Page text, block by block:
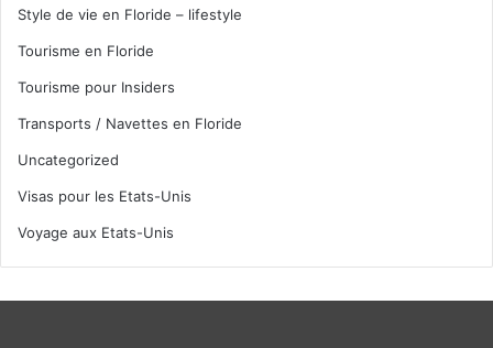
Style de vie en Floride – lifestyle
Tourisme en Floride
Tourisme pour Insiders
Transports / Navettes en Floride
Uncategorized
Visas pour les Etats-Unis
Voyage aux Etats-Unis